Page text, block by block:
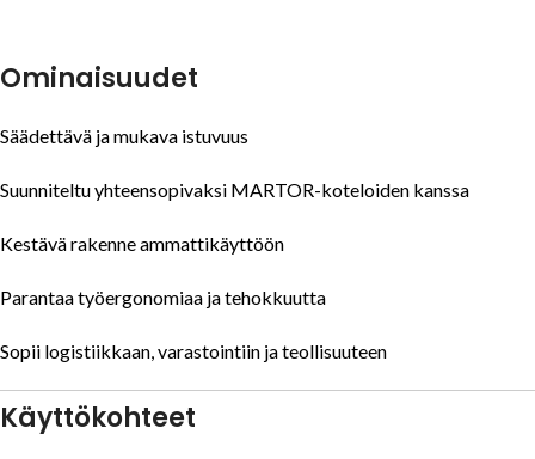
Ominaisuudet
Säädettävä ja mukava istuvuus
Suunniteltu yhteensopivaksi MARTOR-koteloiden kanssa
Kestävä rakenne ammattikäyttöön
Parantaa työergonomiaa ja tehokkuutta
Sopii logistiikkaan, varastointiin ja teollisuuteen
Käyttökohteet